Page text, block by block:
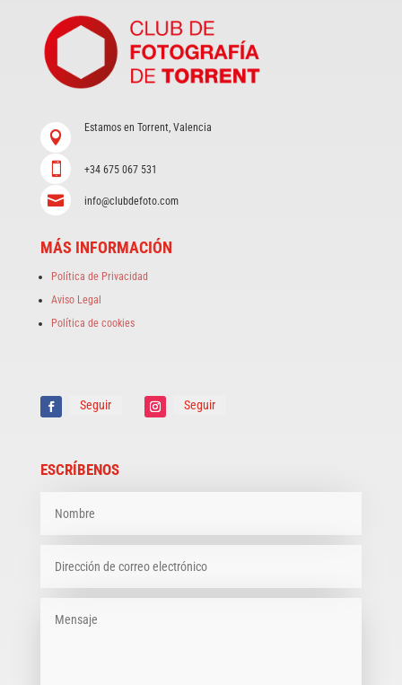

Estamos en Torrent, Valencia
 +34 675 067 531
 info@clubdefoto.com
MÁS INFORMACIÓN
Política de Privacidad
Aviso Legal
Política de cookies
Seguir Seguir
ESCRÍBENOS